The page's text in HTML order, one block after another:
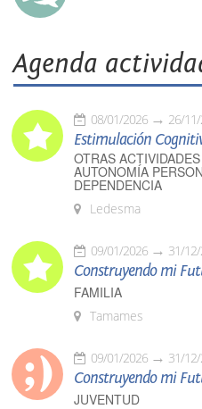
Agenda
08/01/2026 26/
Estimulación
OTRAS
AUTONOMÍA
DEPENDENCIA
Ledesma
09/01/2026 31/
Construyendo mi
FAMILIA
Tamames
09/01/2026 31/
Construyendo mi
JUVENTUD